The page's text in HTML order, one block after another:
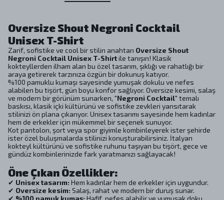
Oversize Shout Negroni Cocktail
Unisex T-Shirt
Zarif, sofistike ve cool bir stilin anahtarı Oversize Shout
Negroni Cocktail Unisex T-Shirtile tanışın! Klasik
kokteyllerden ilham alan bu özel tasarım, şıklığı ve rahatlığı bir
araya getirerek tarzınıza özgün bir dokunuş katıyor.
%100 pamuklu kumaşı sayesinde yumuşak dokulu ve nefes
alabilen bu tişört, gün boyu konfor sağlıyor. Oversize kesimi, salaş
ve modern bir görünüm sunarken, "Negroni Cocktail" temalı
baskısı, klasik içki kültürünü ve sofistike zevkleri yansıtarak
stilinizi ön plana çıkarıyor. Unisex tasarımı sayesinde hem kadınlar
hem de erkekler için mükemmel bir seçenek sunuyor.
Kot pantolon, şort veya spor giyimle kombinleyerek ister şehirde
ister özel buluşmalarda stilinizi konuşturabilirsiniz. İtalyan
kokteyl kültürünü ve sofistike ruhunu taşıyan bu tişört, gece ve
gündüz kombinlerinizde fark yaratmanızı sağlayacak!
Öne Çıkan Özellikler:
✔ Unisex tasarım: Hem kadınlar hem de erkekler için uygundur.
✔ Oversize kesim: Salaş, rahat ve modern bir duruş sunar.
✔ %100 pamuk kumaş: Hafif, nefes alabilir ve yumuşak doku.